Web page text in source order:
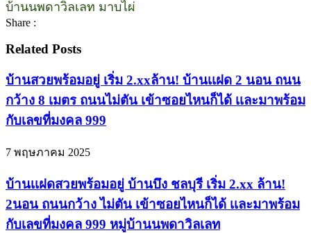
บ้านนพดาวิลเลท มาบไผ่
Share :
Related Posts
บ้านสวยพร้อมอยู่ เริ่ม 2.xxล้าน! บ้านเเฝด 2 นอน ถนน
กว้าง 8 เมตร ถนนไม่ตัน เข้าซอยไหนก็ได้ เเละมาพร้อม
กับเลขที่มงคล 999
7 พฤษภาคม 2025
บ้านเเฝดสวยพร้อมอยู่ บ้านบึง ชลบุรี เริ่ม 2.xx ล้าน!
2นอน ถนนกว้าง ไม่ตัน เข้าซอยไหนก็ได้ เเละมาพร้อม
กับเลขที่มงคล 999 หมู่บ้านนพดาวิลเลท